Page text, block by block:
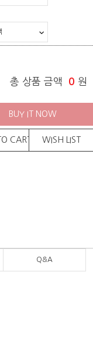
총 상품 금액 0 원
BUY IT NOW
CART WISH LIST
Q&A